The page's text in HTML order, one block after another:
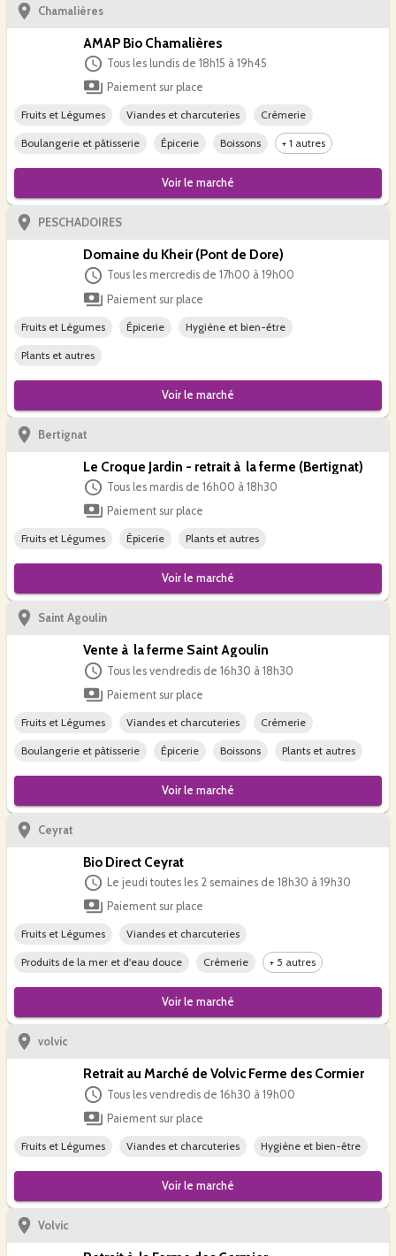
Chamalières
AMAP Bio Chamalières
Tous les lundis de 18h15 à 19h45
Paiement sur place
Fruits et Légumes Viandes et charcuteries Crèmerie
Boulangerie et pâtisserie Épicerie Boissons + 1 autres
Voir le marché
PESCHADOIRES
Domaine du Kheir (Pont de Dore)
Tous les mercredis de 17h00 à 19h00
Paiement sur place
Fruits et Légumes Épicerie Hygiène et bien-être
Plants et autres
Voir le marché
Bertignat
Le Croque Jardin - retrait à la ferme (Bertignat)
Tous les mardis de 16h00 à 18h30
Paiement sur place
Fruits et Légumes Épicerie Plants et autres
Voir le marché
Saint Agoulin
Vente à la ferme Saint Agoulin
Tous les vendredis de 16h30 à 18h30
Paiement sur place
Fruits et Légumes Viandes et charcuteries Crèmerie
Boulangerie et pâtisserie Épicerie Boissons Plants et autres
Voir le marché
Ceyrat
Bio Direct Ceyrat
Le jeudi toutes les 2 semaines de 18h30 à 19h30
Paiement sur place
Fruits et Légumes Viandes et charcuteries
Produits de la mer et d'eau douce Crèmerie + 5 autres
Voir le marché
volvic
Retrait au Marché de Volvic Ferme des Cormier
Tous les vendredis de 16h30 à 19h00
Paiement sur place
Fruits et Légumes Viandes et charcuteries Hygiène et bien-être
Voir le marché
Volvic